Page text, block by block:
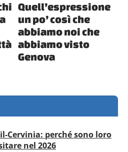
Quell’espressione
un po’ così che
abbiamo noi che
abbiamo visto
Genova
Cervinia: perché sono loro
nel 2026